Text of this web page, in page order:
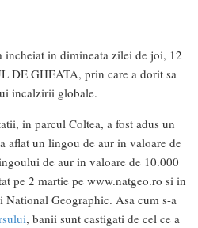
incheiat in dimineata zilei de joi, 12
DE GHEATA, prin care a dorit sa
incalzirii globale.
in parcul Coltea, a fost adus un
aflat un lingou de aur in valoare de
de aur in valoare de 10.000
pe 2 martie pe www.natgeo.ro si in
Geographic. Asa cum s-a
, banii sunt castigati de cel ce a